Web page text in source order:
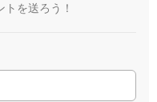
を送ろう！